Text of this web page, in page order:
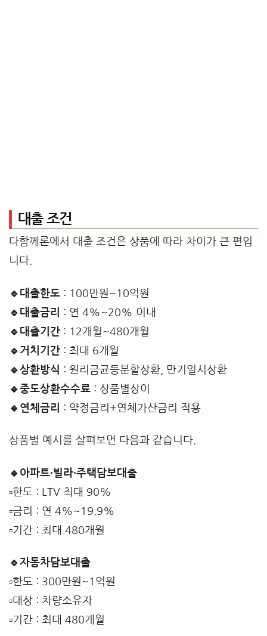
대출 조건
다함께론에서 대출 조건은 상품에 따라 차이가 큰 편입
니다.
🔹대출한도 : 100만원~10억원
🔹대출금리
: 연 4%~20% 이내
🔹대출기간 : 12개월~480개월
🔹거치기간 : 최대 6개월
🔹상환방식 : 원리금균등분할상환, 만기일시상환
🔹중도상환수수료 : 상품별상이
🔹연체금리
: 약정금리+연체가산금리 적용
상품별 예시를 살펴보면 다음과 같습니다.
🔹아파트·빌라·주택담보대출
▫️한도 : LTV 최대 90%
▫️금리 : 연 4%~19.9%
▫️기간 : 최대 480개월
🔹자동차담보대출
▫️한도 : 300만원~1억원
▫️대상 : 차량소유자
▫️기간 : 최대 480개월